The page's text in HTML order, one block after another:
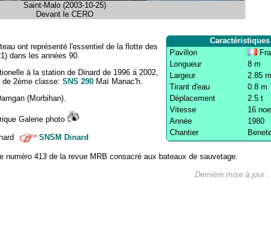
Saint-Malo (2003-10-25)
Devant le CERO
Caractéristiques
Pavillon
Longueur
8 m
Largeur
2.85 m
Tirant d'eau
0.8 m
Déplacement
2.5 t
Vitesse
16
Année
1980
Chantier
ont représenté l'essentiel de la flotte des
dans les années 90.
à la station de Dinard de 1996 à 2002,
2ème classe: SNS 290 Maï Manac'h.
(Morbihan).
Galerie photo
SNSM Dinard
413 de la revue MRB consacré aux bateaux de sauvetage.
Dernière mise à jour :